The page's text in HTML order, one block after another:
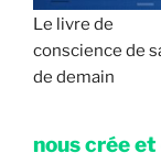
Le livre de
conscience de
de demain
nous crée